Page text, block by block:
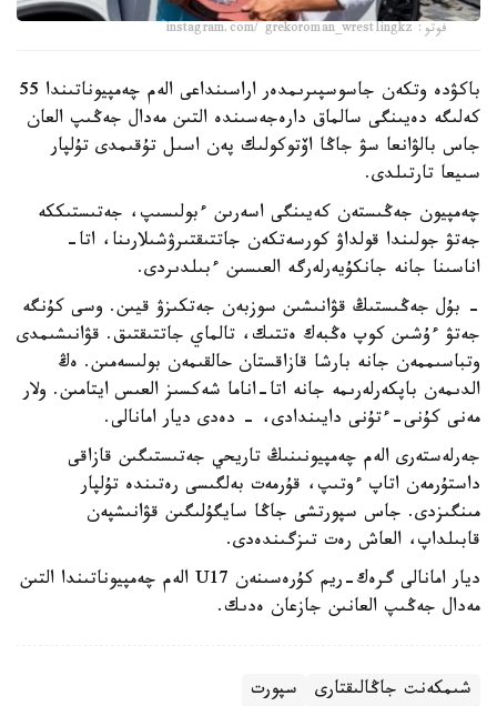
فوتو: instagram.com/ grekoroman_wrestlingkz
باكۋدە وتكەن جاسوسپىرىمدەر اراسىنداعى الەم چەمپيوناتىندا 55
كەلىگە دەيىنگى سالماق دارەجەسىندە التىن مەدال جەڭىپ العان
جاس بالۋانعا سۋ جاڭا اۆتوكولىك پەن اسىل تۇقىمدى تۇلپار
سىيعا تارتىلدى.
چەمپيون جەڭىستەن كەيىنگى اسەرىن ءبولىسىپ، جەتىستىككە
جەتۋ جولىندا قولداۋ كورسەتكەن جاتتىقتىرۋشىلارىنا، اتا-
اناسىنا جانە جانكۇيەرلەرگە العىسىن ءبىلدىردى.
- بۇل جەڭىستىڭ قۋانىشىن سوزبەن جەتكىزۋ قيىن. وسى كۇنگە
جەتۋ ءۇشىن كوپ ەڭبەك ەتتىك، تالماي جاتتىقتىق. قۋانىشىمدى
وتباسىممەن جانە بارشا قازاقستان حالقىمەن بولىسەمىن. ەڭ
الدىمەن باپكەرلەرىمە جانە اتا-اناما شەكسىز العىس ايتامىن. ولار
مەنى كۇنى-ءتۇنى دايىندادى، - دەدى ديار امانالى.
جەرلەستەرى الەم چەمپيونىنىڭ تاريحي جەتىستىگىن قازاقى
داستۇرمەن اتاپ ءوتىپ، قۇرمەت بەلگىسى رەتىندە تۇلپار
مىنگىزدى. جاس سپورتشى جاڭا سايگۇلىگىن قۋانىشپەن
قابىلداپ، العاش رەت تىزگىندەدى.
ديار امانالى گرەك-ريم كۇرەسىنەن U17 الەم چەمپيوناتىندا التىن
مەدال جەڭىپ العانىن جازعان ەدىك.
شىمكەنت جاڭالىقتارى سپورت